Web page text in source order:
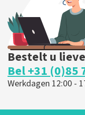
Bestelt u
Bel +31 (0)85
Werkdagen 12:00 -